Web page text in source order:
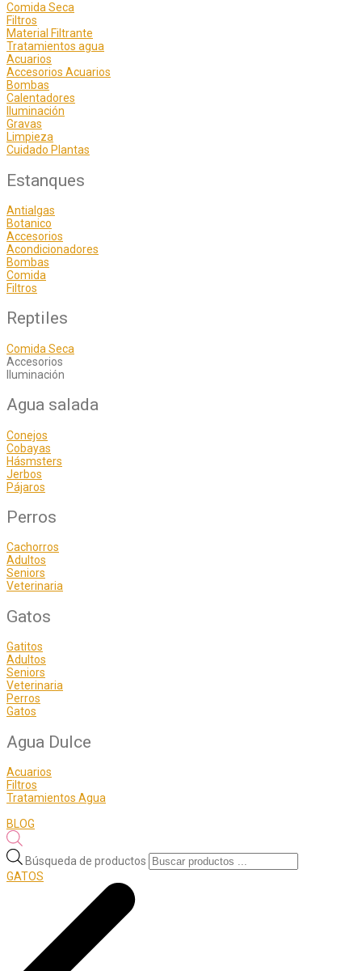
Comida Seca
Filtros
Material Filtrante
Tratamientos agua
Acuarios
Accesorios Acuarios
Bombas
Calentadores
Iluminación
Gravas
Limpieza
Cuidado Plantas
Estanques
Antialgas
Botanico
Accesorios
Acondicionadores
Bombas
Comida
Filtros
Reptiles
Comida Seca
Accesorios
Iluminación
Agua salada
Conejos
Cobayas
Hásmsters
Jerbos
Pájaros
Perros
Cachorros
Adultos
Seniors
Veterinaria
Gatos
Gatitos
Adultos
Seniors
Veterinaria
Perros
Gatos
Agua Dulce
Acuarios
Filtros
Tratamientos Agua
BLOG
Búsqueda de productos
GATOS